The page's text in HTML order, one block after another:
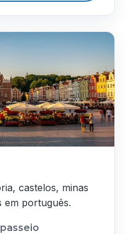
castelos, minas
em português.